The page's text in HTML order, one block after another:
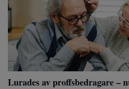
Lurades av proffsbedragare –